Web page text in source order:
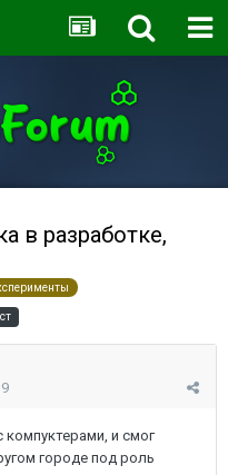
в разработке,
компуктерами, и смог
городе под роль